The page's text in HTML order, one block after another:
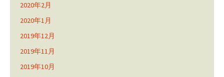
2020年2月
2020年1月
2019年12月
2019年11月
2019年10月